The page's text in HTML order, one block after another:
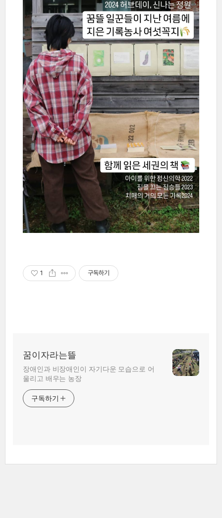
1 구독하기
꿈이자라는뜰
장애인과 비장애인이 자기다운 모습으로 어
울리고 배우는 농장
구독하기